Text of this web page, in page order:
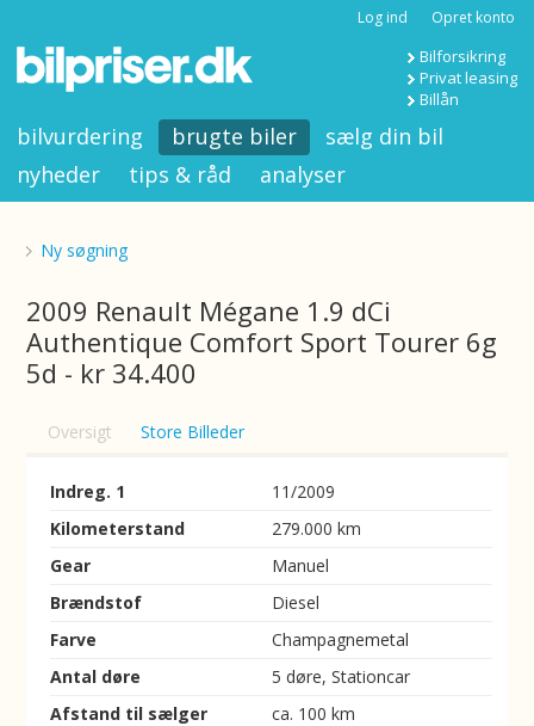
Log ind Opret konto
Bilforsikring
Privat leasing
Billån
bilvurdering brugte biler
sælg din bil
nyheder
tips & råd analyser
Ny søgning
2009 Renault Mégane 1.9 dCi
Authentique Comfort Sport Tourer 6g
5d - kr 34.400
Oversigt Store Billeder
Indreg. 1
11/2009
Kilometerstand
279.000 km
Gear
Manuel
Brændstof
Diesel
Farve
Champagnemetal
Antal døre
5 døre, Stationcar
Afstand til sælger
ca. 100 km